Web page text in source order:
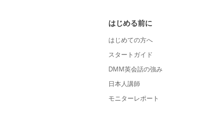
はじめる前に
はじめての方へ
スタートガイド
DMM英会話の強み
日本人講師
モニターレポート